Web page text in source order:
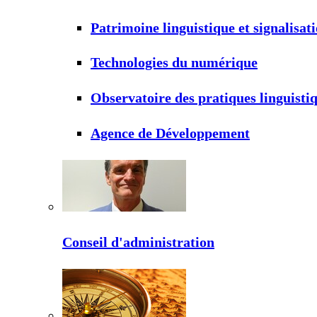
Patrimoine linguistique et
Technologies du numérique
Observatoire des pratiques
Agence de Développement
Conseil d'administration